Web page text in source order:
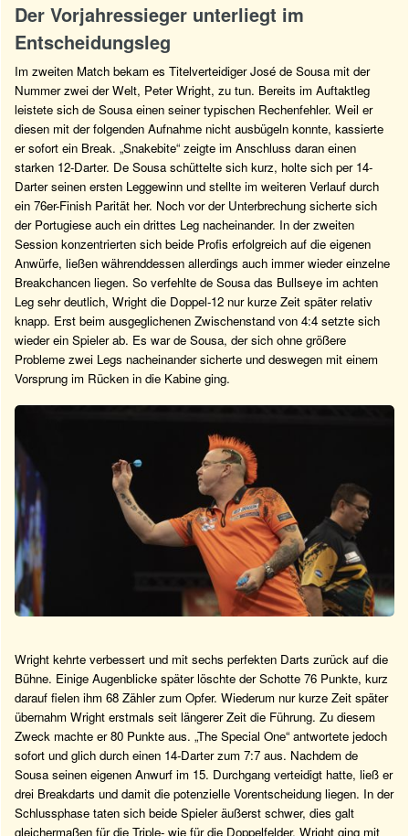
Der Vorjahressieger unterliegt im
Entscheidungsleg
Im zweiten Match bekam es Titelverteidiger José de Sousa mit der
Nummer zwei der Welt, Peter Wright, zu tun. Bereits im Auftaktleg
leistete sich de Sousa einen seiner typischen Rechenfehler. Weil er
diesen mit der folgenden Aufnahme nicht ausbügeln konnte, kassierte
er sofort ein Break. „Snakebite“ zeigte im Anschluss daran einen
starken 12-Darter. De Sousa schüttelte sich kurz, holte sich per 14-
Darter seinen ersten Leggewinn und stellte im weiteren Verlauf durch
ein 76er-Finish Parität her. Noch vor der Unterbrechung sicherte sich
der Portugiese auch ein drittes Leg nacheinander. In der zweiten
Session konzentrierten sich beide Profis erfolgreich auf die eigenen
Anwürfe, ließen währenddessen allerdings auch immer wieder einzelne
Breakchancen liegen. So verfehlte de Sousa das Bullseye im achten
Leg sehr deutlich, Wright die Doppel-12 nur kurze Zeit später relativ
knapp. Erst beim ausgeglichenen Zwischenstand von 4:4 setzte sich
wieder ein Spieler ab. Es war de Sousa, der sich ohne größere
Probleme zwei Legs nacheinander sicherte und deswegen mit einem
Vorsprung im Rücken in die Kabine ging.
Wright kehrte verbessert und mit sechs perfekten Darts zurück auf die
Bühne. Einige Augenblicke später löschte der Schotte 76 Punkte, kurz
darauf fielen ihm 68 Zähler zum Opfer. Wiederum nur kurze Zeit später
übernahm Wright erstmals seit längerer Zeit die Führung. Zu diesem
Zweck machte er 80 Punkte aus. „The Special One“ antwortete jedoch
sofort und glich durch einen 14-Darter zum 7:7 aus. Nachdem de
Sousa seinen eigenen Anwurf im 15. Durchgang verteidigt hatte, ließ er
drei Breakdarts und damit die potenzielle Vorentscheidung liegen. In der
Schlussphase taten sich beide Spieler äußerst schwer, dies galt
gleichermaßen für die Triple- wie für die Doppelfelder. Wright ging mit